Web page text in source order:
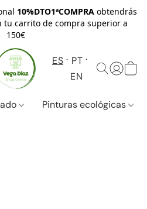
10%DTO1ªCOMPRAobtendrás
tu carrito de compra superior a
150€
ES
PT
EN
Pinturas ecológicas